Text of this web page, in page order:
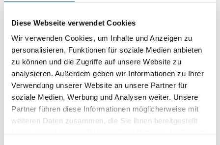
Diese Webseite verwendet Cookies
Wir verwenden Cookies, um Inhalte und Anzeigen zu
personalisieren, Funktionen für soziale Medien anbieten
zu können und die Zugriffe auf unsere Website zu
analysieren. Außerdem geben wir Informationen zu Ihrer
Verwendung unserer Website an unsere Partner für
soziale Medien, Werbung und Analysen weiter. Unsere
Partner führen diese Informationen möglicherweise mit
weiteren Daten zusammen, die Sie ihnen bereitgestellt
transparenten Schutzkappe am Werkzeugende hast du, wenn
du mit der Krallenpflege beginnst, volle Sicht auf die Kralle
und kannst das Krallenkürzen während des gesamten
Vorgangs kontrollieren.. Zu jeder Zeit und an jedem Ort. Die
Drehzahlstufe mit 12.000 1/min bietet eine einfache und
mühelose Kontrolle für schnelle und präzise Ergebnisse. Mit
dem praktischen USB-Ladegerät für den integrierten 4V-
Lithium-Ionen-Akku verlierst du keine Zeit und dein Werkzeug
ist jederzeit bereit für die Krallenpflege. Mit diesem
kabellosen, leichten Werkzeug kannst du die Krallen deines